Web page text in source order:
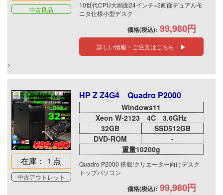
中古良品
10世代CPU大画面24インチ×2画面デュアルモ
ニタ仕様小型デスク
価格(税込): 99,980円
詳しい情報・ご注文はこちら ▶
在庫： 1 点
中古アウトレット
HP Z Z4G4 Quadro P2000
Windows11
Xeon W-2123 4C 3.6GHz
32GB
SSD512GB
DVD-ROM
-
重量10200g
Quadro P2000 搭載!クリエーター向けデスク
トップパソコン
価格(税込): 99,980円